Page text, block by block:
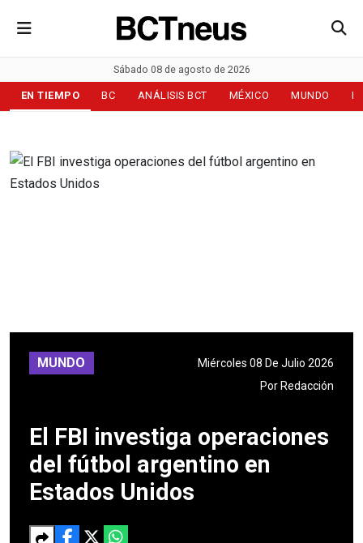
Sábado 08 de agosto de 2026
EN TIEMPO BC ANÁLISIS BCT MÉXICO MUNDO
MUNDO
Miércoles 08 De Julio 2026
Por Redacción
El FBI investiga operaciones
del fútbol argentino en
Estados Unidos